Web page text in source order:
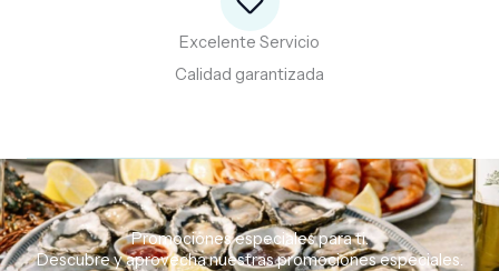
Excelente Servicio
Calidad garantizada
Promociones especiales para ti.
Descubreyaprovechanuestraspromocionesespeciales.